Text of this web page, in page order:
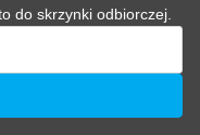
do skrzynki odbiorczej.